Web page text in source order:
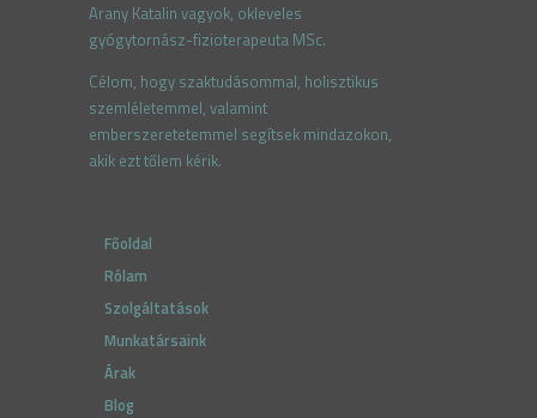
Arany Katalin vagyok, okleveles
gyógytornász-fizioterapeuta MSc.
Célom, hogy szaktudásommal, holisztikus
szemléletemmel, valamint
emberszeretetemmel segítsek mindazokon,
akik ezt tőlem kérik.
Főoldal
Rólam
Szolgáltatások
Munkatársaink
Árak
Blog